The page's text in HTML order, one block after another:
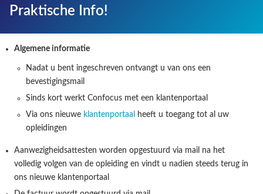
Praktische Info!
Algemene informatie
Nadat u bent ingeschreven ontvangt u van ons een
bevestigingsmail
Sinds kort werkt Confocus met een klantenportaal
Via ons nieuwe klantenportaal
heeft u toegang tot al uw
opleidingen
Aanwezigheidsattesten worden opgestuurd via mail na het
volledig volgen van de opleiding en vindt u nadien steeds terug in
ons nieuwe klantenportaal